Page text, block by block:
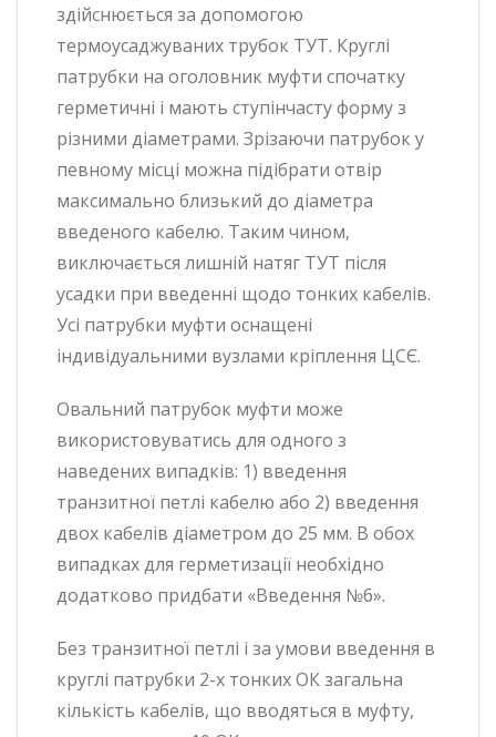
здійснюється за допомогою
термоусаджуваних трубок ТУТ. Круглі
патрубки на оголовник муфти спочатку
герметичні і мають ступінчасту форму з
різними діаметрами. Зрізаючи патрубок у
певному місці можна підібрати отвір
максимально близький до діаметра
введеного кабелю. Таким чином,
виключається лишній натяг ТУТ після
усадки при введенні щодо тонких кабелів.
Усі патрубки муфти оснащені
індивідуальними вузлами кріплення ЦСЄ.
Овальний патрубок муфти може
використовуватись для одного з
наведених випадків: 1) введення
транзитної петлі кабелю або 2) введення
двох кабелів діаметром до 25 мм. В обох
випадках для герметизації необхідно
додатково придбати «Введення №6».
Без транзитної петлі і за умови введення в
круглі патрубки 2-х тонких ОК загальна
кількість кабелів, що вводяться в муфту,